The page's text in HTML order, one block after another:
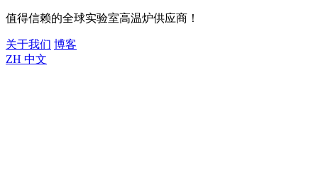
值得信赖的全球实验室高温炉供应商！
关于我们 博客
ZH 中文